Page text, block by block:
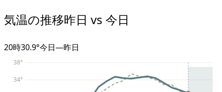
気温の推移昨日 vs 今日
20時30.9°今日—昨日
34°
38°